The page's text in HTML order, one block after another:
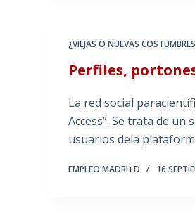
¿VIEJAS O NUEVAS
Perfiles,
La red social
Access”. Se trata de
usuarios dela
EMPLEO MADRI+D 16